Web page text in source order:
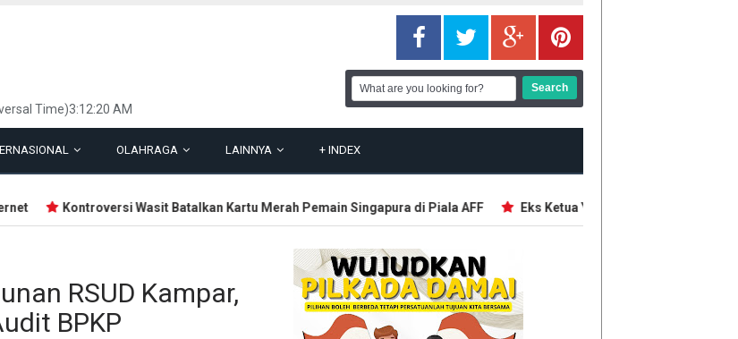
Time)3:12:20 AM
OLAHRAGA LAINNYA + INDEX
Kontroversi Wasit Batalkan Kartu Merah Pemain Singapura di Piala AFF Eks Ketua Yayasan Sekolah Jaksel
RSUD Kampar,
BPKP